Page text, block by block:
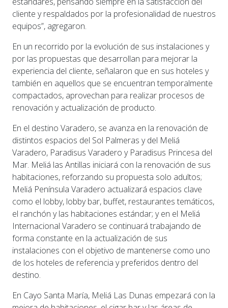
cliente y respaldados por la profesionalidad de nuestros
equipos”, agregaron.
En un recorrido por la evolución de sus instalaciones y
por las propuestas que desarrollan para mejorar la
experiencia del cliente, señalaron que en sus hoteles y
también en aquellos que se encuentran temporalmente
compactados, aprovechan para realizar procesos de
renovación y actualización de producto.
En el destino Varadero, se avanza en la renovación de
distintos espacios del Sol Palmeras y del Meliá
Varadero, Paradisus Varadero y Paradisus Princesa del
Mar. Meliá las Antillas iniciará con la renovación de sus
habitaciones, reforzando su propuesta solo adultos;
Meliá Península Varadero actualizará espacios clave
como el lobby, lobby bar, buffet, restaurantes temáticos,
el ranchón y las habitaciones estándar; y en el Meliá
Internacional Varadero se continuará trabajando de
forma constante en la actualización de sus
instalaciones con el objetivo de mantenerse como uno
de los hoteles de referencia y preferidos dentro del
destino.
En Cayo Santa María, Meliá Las Dunas empezará con la